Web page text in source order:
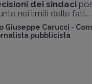
dei sindaci
nei limiti delle fatt..
Giuseppe Carucci -
pubblicista